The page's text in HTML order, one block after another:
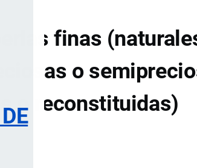
finas
o
o reconstituidas)